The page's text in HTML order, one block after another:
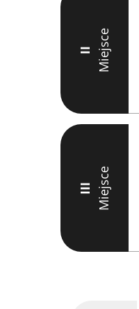
II Miejsce
III Miejsce